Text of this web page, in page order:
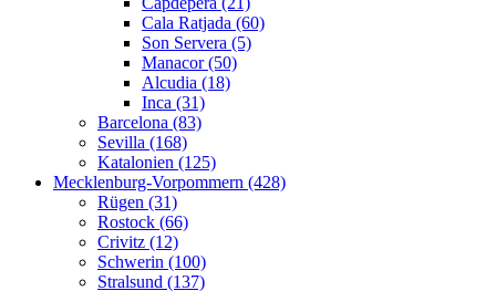
Cala Ratjada (60)
Son Servera (5)
Manacor (50)
Alcudia (18)
Inca (31)
Barcelona (83)
Sevilla (168)
Katalonien (125)
Mecklenburg-Vorpommern (428)
Rügen (31)
Rostock (66)
Crivitz (12)
Schwerin (100)
Stralsund (137)